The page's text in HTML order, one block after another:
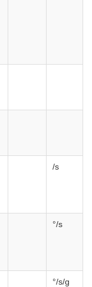
/s
°/s
°/s/g